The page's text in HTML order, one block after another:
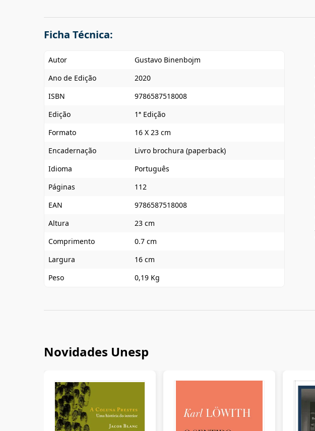
Ficha Técnica:
Autor
Gustavo Binenbojm
Ano de Edição
2020
ISBN
9786587518008
Edição
1ª Edição
Formato
16 X 23 cm
Encadernação
Livro brochura (paperback)
Idioma
Português
Páginas
112
EAN
9786587518008
Altura
23 cm
Comprimento
0.7 cm
Largura
16 cm
Peso
0,19 Kg
Novidades Unesp